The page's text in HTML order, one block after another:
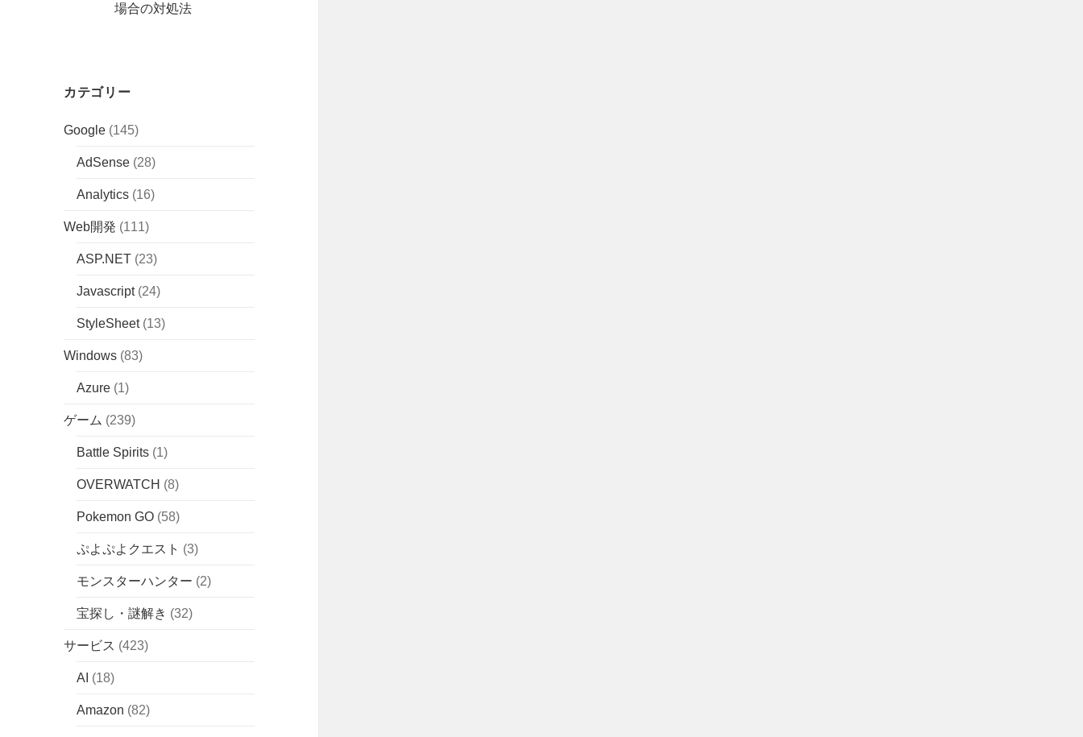
場合の対処法
カテゴリー
Google (145)
AdSense (28)
Analytics (16)
Web開発 (111)
ASP.NET (23)
Javascript(24)
StyleSheet(13)
Windows (83)
Azure (1)
ゲーム (239)
Battle Spirits (1)
OVERWATCH (8)
Pokemon GO (58)
ぷよぷよクエスト (3)
モンスターハンター (2)
宝探し・謎解き (32)
サービス (423)
AI (18)
Amazon (82)